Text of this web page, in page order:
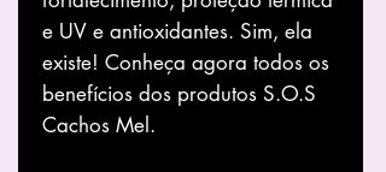
e UV e antioxidantes. Sim, ela
existe! Conheça agora todos os
benefícios dos produtos S.O.S
Cachos Mel.